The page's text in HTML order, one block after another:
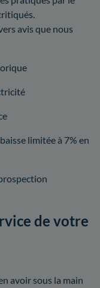
avis que nous
limitée à 7% en
de votre
avoir sous la main